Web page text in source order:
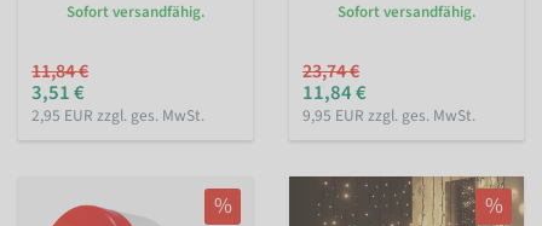
Sofort versandfähig.
11,84 €
3,51 €
2,95 EUR zzgl. ges. MwSt.
Sofort versandfähig.
23,74 €
11,84 €
9,95 EUR zzgl. ges. MwSt.
% %